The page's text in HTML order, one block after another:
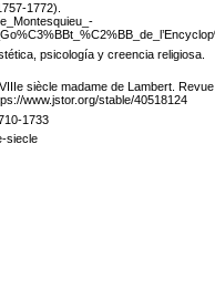
1772).
psicología y creencia religiosa.
siècle madame de Lambert. Revue
www.jstor.org/stable/40518124
1733
siecle